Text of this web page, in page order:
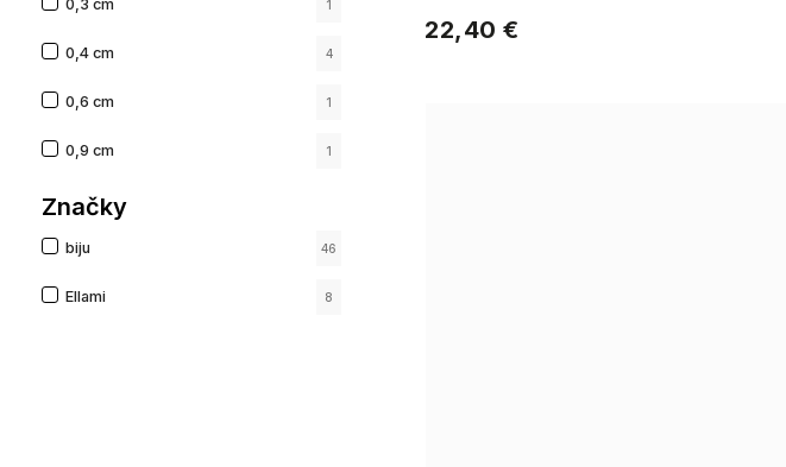
Značky
biju 46
Ellami 8
0,3 cm 1
0,4 cm 4
0,6 cm 1
0,9 cm 1
0,2 cm
1,3 cm 1
22,40 €